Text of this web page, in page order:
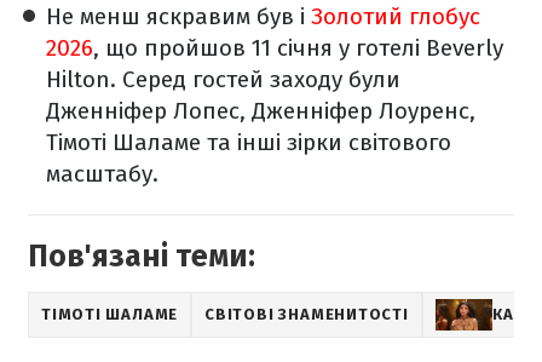
Не менш яскравим був і Золотий глобус
2026, що пройшов 11 січня у готелі Beverly
Hilton. Серед гостей заходу були
Дженніфер Лопес, Дженніфер Лоуренс,
Тімоті Шаламе та інші зірки світового
масштабу.
Пов'язані теми:
ТІМОТІ ШАЛАМЕ СВІТОВІ ЗНАМЕНИТОСТІ